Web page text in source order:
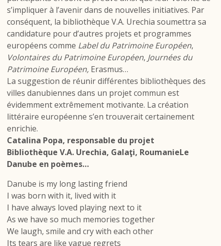
s’impliquer à l’avenir dans de nouvelles initiatives. Par
conséquent, la bibliothèque V.A. Urechia soumettra sa
candidature pour d’autres projets et programmes
européens comme Label du Patrimoine Européen,
Volontaires du Patrimoine Européen, Journées du
Patrimoine Européen, Erasmus…
La suggestion de réunir différentes bibliothèques des
villes danubiennes dans un projet commun est
évidemment extrêmement motivante. La création
littéraire européenne s’en trouverait certainement
enrichie.
Catalina Popa, responsable du projet
Bibliothèque V.A. Urechia, Galaţi, RoumanieLe
Danube en poèmes…
Danube is my long lasting friend
I was born with it, lived with it
I have always loved playing next to it
As we have so much memories together
We laugh, smile and cry with each other
Its tears are like vague regrets